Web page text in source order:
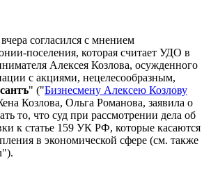
вчера согласился с мнением
поселения, которая считает УДО в
Алексея Козлова, осужденного
с акциями, нецелесообразным,
" ("Бизнесмену Алексею Козлову
Козлова, Ольга Романова, заявила о
то, что суд при рассмотрении дела об
к статье 159 УК РФ, которые касаются
в экономической сфере (см. также